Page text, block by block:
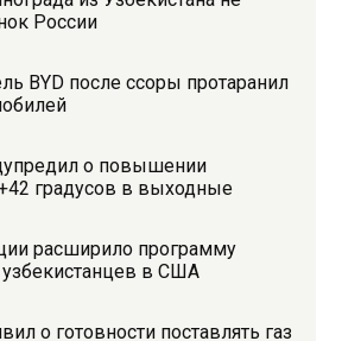
России
BYD после ссоры протаранил
о повышении
градусов в выходные
расширило программу
узбекистанцев в США
о готовности поставлять газ